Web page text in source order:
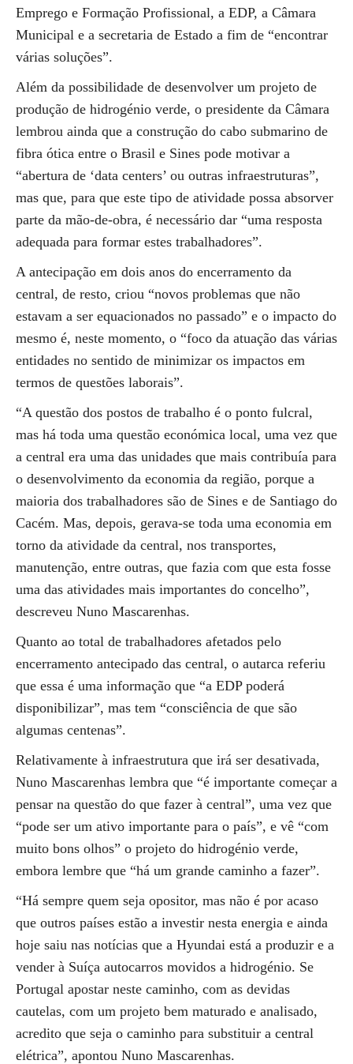
Emprego e Formação Profissional, a EDP, a Câmara
Municipal e a secretaria de Estado a fim de “encontrar
várias soluções”.
Além da possibilidade de desenvolver um projeto de
produção de hidrogénio verde, o presidente da Câmara
lembrou ainda que a construção do cabo submarino de
fibra ótica entre o Brasil e Sines pode motivar a
“abertura de ‘data centers’ ou outras infraestruturas”,
mas que, para que este tipo de atividade possa absorver
parte da mão-de-obra, é necessário dar “uma resposta
adequada para formar estes trabalhadores”.
A antecipação em dois anos do encerramento da
central, de resto, criou “novos problemas que não
estavam a ser equacionados no passado” e o impacto do
mesmo é, neste momento, o “foco da atuação das várias
entidades no sentido de minimizar os impactos em
termos de questões laborais”.
“A questão dos postos de trabalho é o ponto fulcral,
mas há toda uma questão económica local, uma vez que
a central era uma das unidades que mais contribuía para
o desenvolvimento da economia da região, porque a
maioria dos trabalhadores são de Sines e de Santiago do
Cacém. Mas, depois, gerava-se toda uma economia em
torno da atividade da central, nos transportes,
manutenção, entre outras, que fazia com que esta fosse
uma das atividades mais importantes do concelho”,
descreveu Nuno Mascarenhas.
Quanto ao total de trabalhadores afetados pelo
encerramento antecipado das central, o autarca referiu
que essa é uma informação que “a EDP poderá
disponibilizar”, mas tem “consciência de que são
algumas centenas”.
Relativamente à infraestrutura que irá ser desativada,
Nuno Mascarenhas lembra que “é importante começar a
pensar na questão do que fazer à central”, uma vez que
“pode ser um ativo importante para o país”, e vê “com
muito bons olhos” o projeto do hidrogénio verde,
embora lembre que “há um grande caminho a fazer”.
“Há sempre quem seja opositor, mas não é por acaso
que outros países estão a investir nesta energia e ainda
hoje saiu nas notícias que a Hyundai está a produzir e a
vender à Suíça autocarros movidos a hidrogénio. Se
Portugal apostar neste caminho, com as devidas
cautelas, com um projeto bem maturado e analisado,
acredito que seja o caminho para substituir a central
elétrica”, apontou Nuno Mascarenhas.